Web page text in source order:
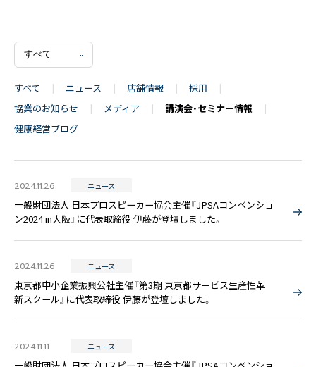
すべて ニュース 店舗情報
採用
協業のお知らせ
メディア
講演会・セミナー情報
健康経営ブログ
2024.11.26 ニュース
一般財団法人 日本プロスピーカー協会主催『JPSAコンベンショ
ン2024 in大阪』に代表取締役 伊藤が登壇しました。
2024.11.26 ニュース
東京都中小企業振興公社主催『第3期 東京都サービス生産性革
新スクール』に代表取締役 伊藤が登壇しました。
2024.11.11 ニュース
〒171-0014 東京都豊島区池袋2丁目40-12